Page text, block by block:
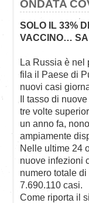
ONDATA
SOLO IL 33%
VACCINO…
La Russia è nel
fila il Paese di
nuovi casi
Il tasso di
tre volte
un anno fa,
ampiamente
Nelle ultime 24
nuove infezioni
numero totale
7.690.110 casi.
Come riporta il